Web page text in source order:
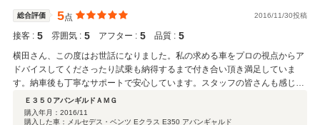
総合評価 5点 2016/11/30投稿
接客 : 5 雰囲気 : 5 アフター : 5 品質 : 5
横田さん、この度はお世話になりました。私の求める車をプロの視点からア
ドバイスしてくださったり試乗も納得するまで付き合い頂き満足していま
す。納車後も丁寧なサポートで安心しています。スタッフの皆さんも感じ良
くて気持ち良く見つける事が出来ました。ありがとうございます。
Ｅ３５０アバンギルドＡＭＧ
購入年月： 2016/11
購入した車：メルセデス・ベンツ Eクラス E350 アバンギャルド